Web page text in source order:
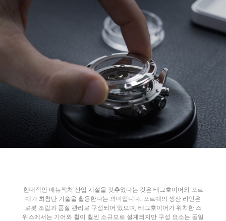
현대적인 매뉴팩처 산업 시설을 갖추었다는 것은 태그호이어와 포르
쉐가 최첨단 기술을 활용한다는 의미입니다. 포르쉐의 생산 라인은
로봇 조립과 품질 관리로 구성되어 있으며, 태그호이어가 위치한 스
위스에서는 기어와 휠이 훨씬 소규모로 설계되지만 구성 요소는 동일